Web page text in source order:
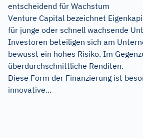
entscheidend für Wachstum
Venture Capital bezeichnet
für junge oder schnell wachsende
Investoren beteiligen sich am
bewusst ein hohes Risiko. Im
überdurchschnittliche Renditen.
Diese Form der Finanzierung ist
innovative...